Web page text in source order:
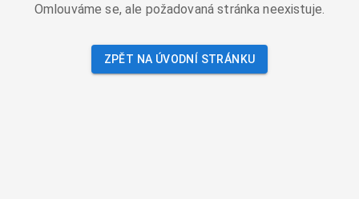
Omlouváme se, ale požadovaná stránka neexistuje.
ZPĚT NA ÚVODNÍ STRÁNKU